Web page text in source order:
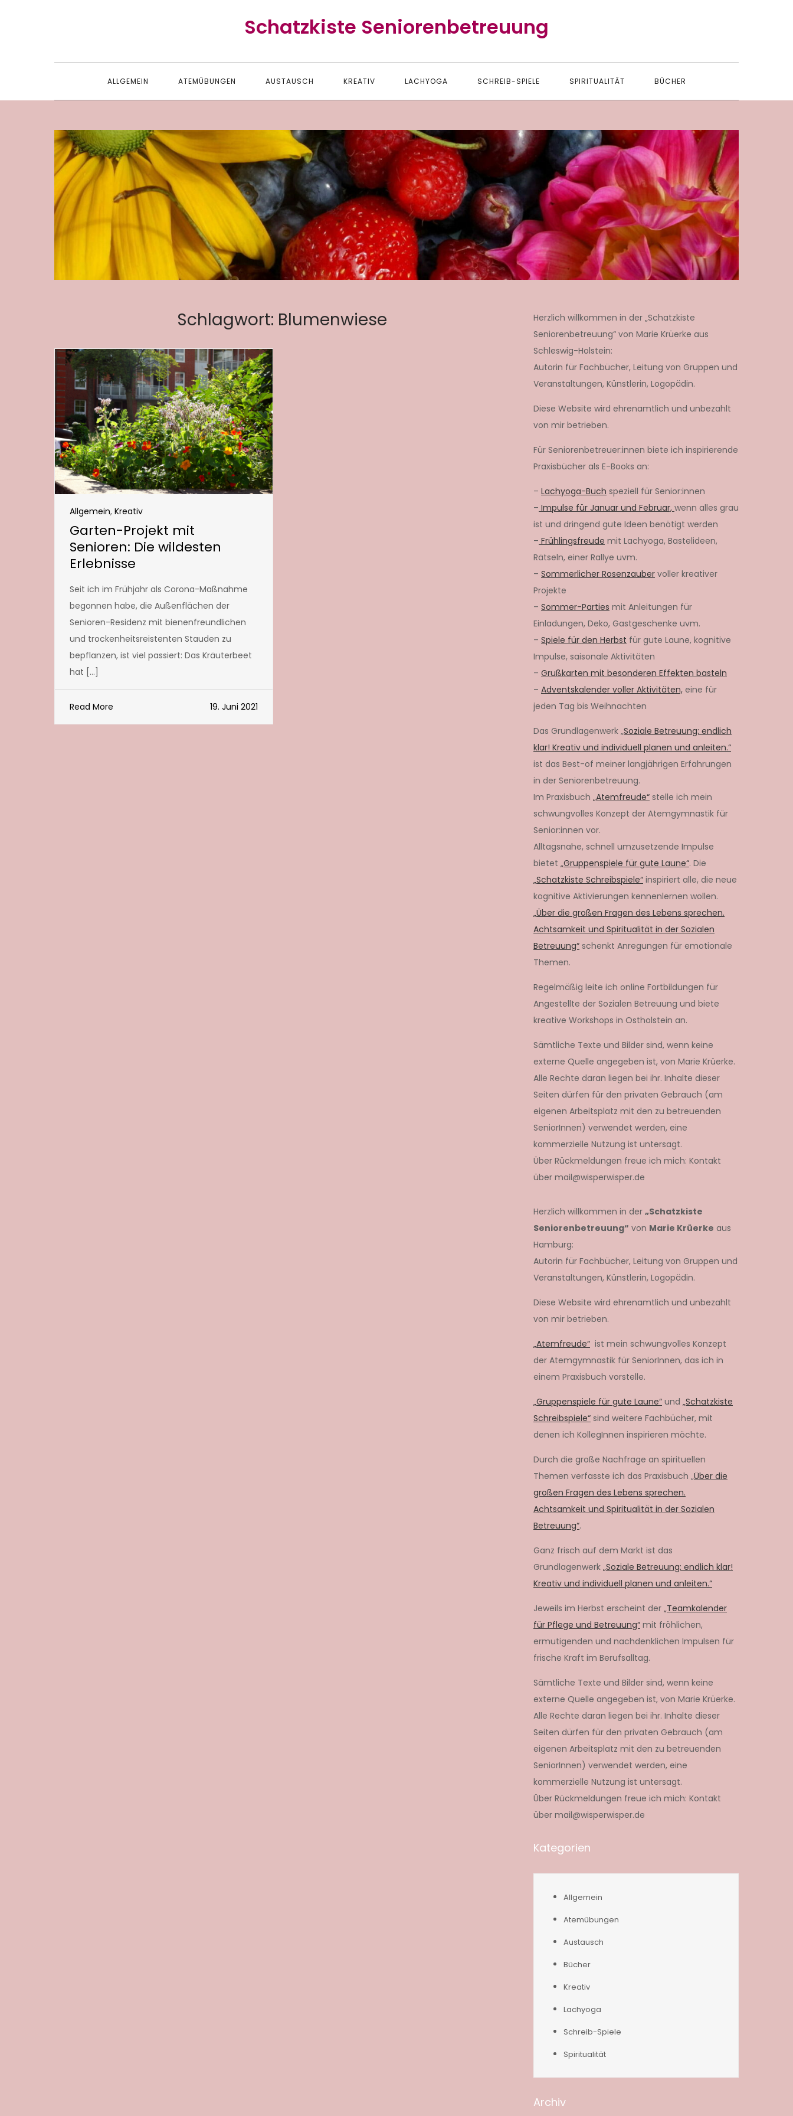
Schatzkiste Seniorenbetreuung
ALLGEMEIN ATEMÜBUNGEN AUSTAUSCH KREATIV LACHYOGA SCHREIB-SPIELE SPIRITUALITÄT BÜCHER
Schlagwort: Blumenwiese
Allgemein, Kreativ
Garten-Projekt mit
Senioren: Die wildesten
Erlebnisse
Seit ich im Frühjahr als Corona-Maßnahme
begonnen habe, die Außenflächen der
Senioren-Residenz mit bienenfreundlichen
und trockenheitsreistenten Stauden zu
bepflanzen, ist viel passiert: Das Kräuterbeet
hat […]
Read More 19. Juni 2021
Herzlich willkommen in der „Schatzkiste
Seniorenbetreuung“ von Marie Krüerke aus
Schleswig-Holstein:
Autorin für Fachbücher, Leitung von Gruppen und
Veranstaltungen, Künstlerin, Logopädin.
Diese Website wird ehrenamtlich und unbezahlt
von mir betrieben.
Für Seniorenbetreuer:innen biete ich inspirierende
Praxisbücher als E-Books an:
– Lachyoga-Buch speziell für Senior:innen
– Impulse für Januar und Februar, wenn alles grau
ist und dringend gute Ideen benötigt werden
– Frühlingsfreude mit Lachyoga, Bastelideen,
Rätseln, einer Rallye uvm.
– Sommerlicher Rosenzauber voller kreativer
Projekte
– Sommer-Parties mit Anleitungen für
Einladungen, Deko, Gastgeschenke uvm.
– Spiele für den Herbst für gute Laune, kognitive
Impulse, saisonale Aktivitäten
– Grußkarten mit besonderen Effekten basteln
– Adventskalender voller Aktivitäten, eine für
jeden Tag bis Weihnachten
Das Grundlagenwerk „Soziale Betreuung: endlich
klar! Kreativ und individuell planen und anleiten.“
ist das Best-of meiner langjährigen Erfahrungen
in der Seniorenbetreuung.
Im Praxisbuch „Atemfreude“ stelle ich mein
schwungvolles Konzept der Atemgymnastik für
Senior:innen vor.
Alltagsnahe, schnell umzusetzende Impulse
bietet „Gruppenspiele für gute Laune“. Die
„Schatzkiste Schreibspiele“ inspiriert alle, die neue
kognitive Aktivierungen kennenlernen wollen.
„Über die großen Fragen des Lebens sprechen.
Achtsamkeit und Spiritualität in der Sozialen
Betreuung“ schenkt Anregungen für emotionale
Themen.
Regelmäßig leite ich online Fortbildungen für
Angestellte der Sozialen Betreuung und biete
kreative Workshops in Ostholstein an.
Sämtliche Texte und Bilder sind, wenn keine
externe Quelle angegeben ist, von Marie Krüerke.
Alle Rechte daran liegen bei ihr. Inhalte dieser
Seiten dürfen für den privaten Gebrauch (am
eigenen Arbeitsplatz mit den zu betreuenden
SeniorInnen) verwendet werden, eine
kommerzielle Nutzung ist untersagt.
Über Rückmeldungen freue ich mich: Kontakt
über mail@wisperwisper.de
Herzlich willkommen in der „Schatzkiste
Seniorenbetreuung“ von Marie Krüerke aus
Hamburg:
Autorin für Fachbücher, Leitung von Gruppen und
Veranstaltungen, Künstlerin, Logopädin.
Diese Website wird ehrenamtlich und unbezahlt
von mir betrieben.
„Atemfreude“ ist mein schwungvolles Konzept
der Atemgymnastik für SeniorInnen, das ich in
einem Praxisbuch vorstelle.
„Gruppenspiele für gute Laune“ und „Schatzkiste
Schreibspiele“ sind weitere Fachbücher, mit
denen ich KollegInnen inspirieren möchte.
Durch die große Nachfrage an spirituellen
Themen verfasste ich das Praxisbuch „Über die
großen Fragen des Lebens sprechen.
Achtsamkeit und Spiritualität in der Sozialen
Betreuung“.
Ganz frisch auf dem Markt ist das
Grundlagenwerk „Soziale Betreuung: endlich klar!
Kreativ und individuell planen und anleiten.“
Jeweils im Herbst erscheint der „Teamkalender
für Pflege und Betreuung“ mit fröhlichen,
ermutigenden und nachdenklichen Impulsen für
frische Kraft im Berufsalltag.
Sämtliche Texte und Bilder sind, wenn keine
externe Quelle angegeben ist, von Marie Krüerke.
Alle Rechte daran liegen bei ihr. Inhalte dieser
Seiten dürfen für den privaten Gebrauch (am
eigenen Arbeitsplatz mit den zu betreuenden
SeniorInnen) verwendet werden, eine
kommerzielle Nutzung ist untersagt.
Über Rückmeldungen freue ich mich: Kontakt
über mail@wisperwisper.de
Kategorien
Allgemein
Atemübungen
Austausch
Bücher
Kreativ
Lachyoga
Schreib-Spiele
Spiritualität
Archiv